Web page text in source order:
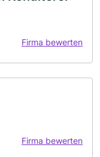
Firma bewerten
Firma bewerten